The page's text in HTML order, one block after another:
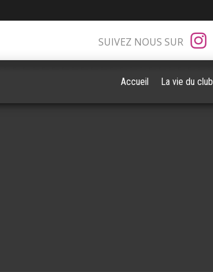
SUIVEZ NOUS SUR
Accueil La vie du club